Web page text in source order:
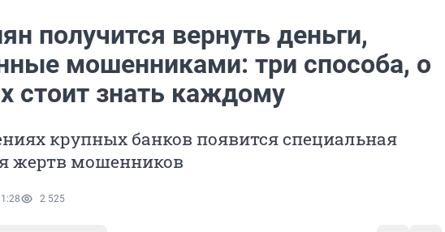
получится вернуть деньги,
мошенниками: три способа, о
стоит знать каждому
крупных банков появится специальная
жертв мошенников
2 525